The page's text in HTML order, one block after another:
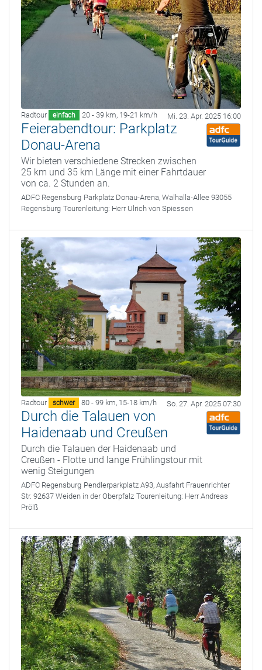
Radtour einfach 20 - 39 km, 19-21 km/h Mi. 23. Apr. 2025 16:00
Feierabendtour: Parkplatz
Donau-Arena
Wir bieten verschiedene Strecken zwischen
25 km und 35 km Länge mit einer Fahrtdauer
von ca. 2 Stunden an.
ADFC Regensburg Parkplatz Donau-Arena, Walhalla-Allee 93055
Regensburg Tourenleitung: Herr Ulrich von Spiessen
Radtour schwer 80 - 99 km, 15-18 km/h So. 27. Apr. 2025 07:30
Durch die Talauen von
Haidenaab und Creußen
Durch die Talauen der Haidenaab und
Creußen - Flotte und lange Frühlingstour mit
wenig Steigungen
ADFC Regensburg Pendlerparkplatz A93, Ausfahrt Frauenrichter
Str. 92637 Weiden in der Oberpfalz Tourenleitung: Herr Andreas
Prölß